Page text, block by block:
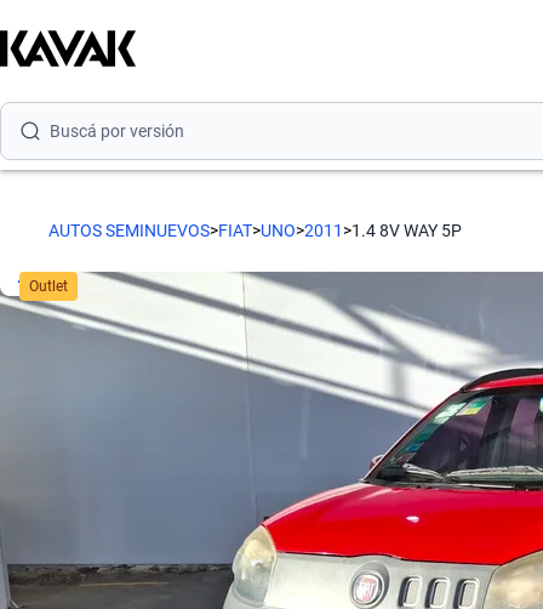
Buscá por versión
Buscá por marca
Buscá por modelo
Buscá por versión
AUTOS SEMINUEVOS>FIAT>UNO>2011 >1.4 8V WAY 5P
Outlet